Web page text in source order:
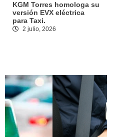
KGM Torres homologa su
versión EVX eléctrica
para Taxi.
2 julio, 2026